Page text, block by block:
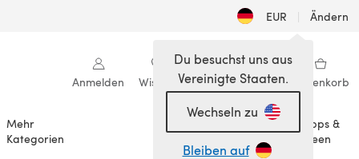
EUR | Ändern
Anmelden Wishlist Meine Bibliothek Warenkorb
Mehr
Kategorien
Anlässe
Tipps &
Ideen
Du besuchst uns aus
Vereinigte Staaten.
Wechseln zu
Bleiben auf